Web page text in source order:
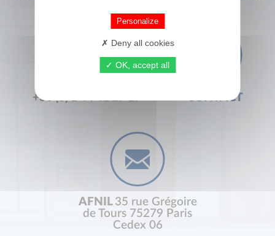
+33 (0) 1 44 41 29 19 CONTACT
AFNIL 35 rue Grégoire
de Tours 75279 Paris
Cedex 06
Personalize
Deny all cookies
OK, accept all